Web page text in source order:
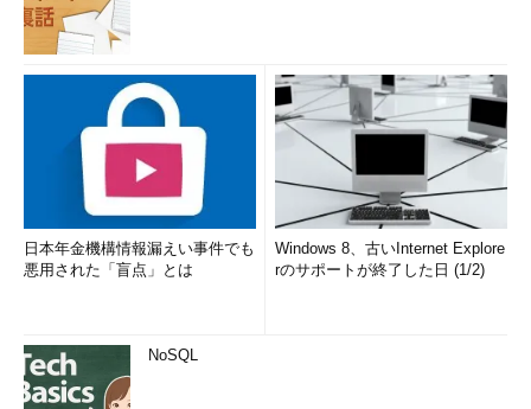
日本年金機構情報漏えい事件でも
悪用された「盲点」とは
Windows 8、古いInternet Explore
rのサポートが終了した日 (1/2)
NoSQL